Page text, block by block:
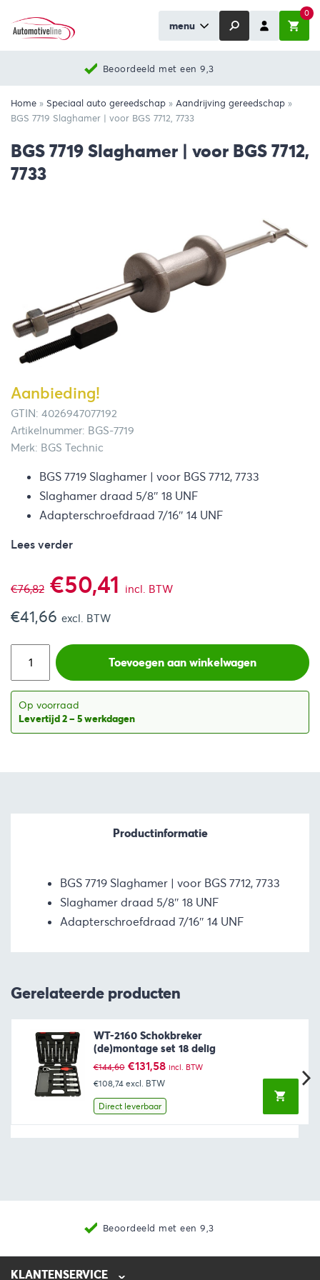
menu
0
Beoordeeld met een 9,3
Home » Speciaal auto gereedschap » Aandrijving gereedschap »
BGS 7719 Slaghamer | voor BGS 7712, 7733
BGS 7719 Slaghamer | voor BGS 7712,
7733
Aanbieding!
GTIN: 4026947077192
Artikelnummer: BGS-7719
Merk: BGS Technic
BGS 7719 Slaghamer | voor BGS 7712, 7733
Slaghamer draad 5/8″ 18 UNF
Adapterschroefdraad 7/16″ 14 UNF
Lees verder
€76,82 Oorspronkelijke
prijs
was:
€76,82.
€50,41 Huidige
is:
incl. BTW
€41,66 excl. BTW
Toevoegen aan winkelwagen
Op voorraad
Levertijd 2 – 5 werkdagen
Productinformatie
BGS 7719 Slaghamer | voor BGS 7712, 7733
Slaghamer draad 5/8″ 18 UNF
Adapterschroefdraad 7/16″ 14 UNF
Gerelateerde producten
WT-2160 Schokbreker
(de)montage set 18 delig
€144,60 Oorspronkelijke
prijs
was:
€144,60.
€131,58Huidige
prijs
€131,58.
incl. BTW
€108,74 excl. BTW
Direct leverbaar
Beoordeeld met een 9,3
KLANTENSERVICE